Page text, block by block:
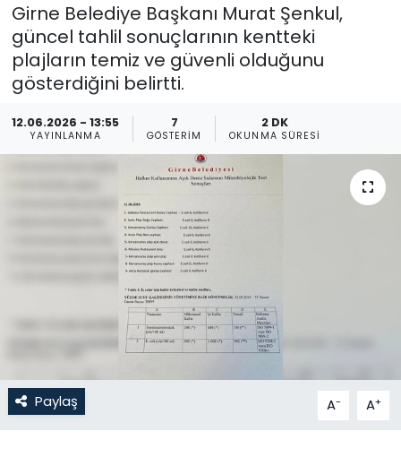
Girne Belediye Başkanı Murat Şenkul,
güncel tahlil sonuçlarının kentteki
plajların temiz ve güvenli olduğunu
gösterdiğini belirtti.
12.06.2026 - 13:55
YAYINLANMA
7
GÖSTERIM
2 DK
OKUNMA SÜRESI
Paylaş A- A+
GEZİ
Güncel
Gündem
KKTC
KKTC YEREL SEÇİM 2018
Kültür Sanat
Moda
Nöbetçi Eczaneler